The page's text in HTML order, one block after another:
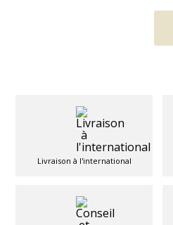
Livraison à l'international